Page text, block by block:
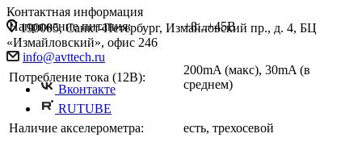
Контактная информация
190005, Санкт-Петербург, Измайловский пр., д. 4, БЦ
«Измайловский», офис 246
info@avttech.ru
Вконтакте
RUTUBE
Напряжение питания: +8...+45В
Потребление тока (12В):
200mA (макс), 30mA (в
среднем)
Наличие акселерометра: есть, трехосевой